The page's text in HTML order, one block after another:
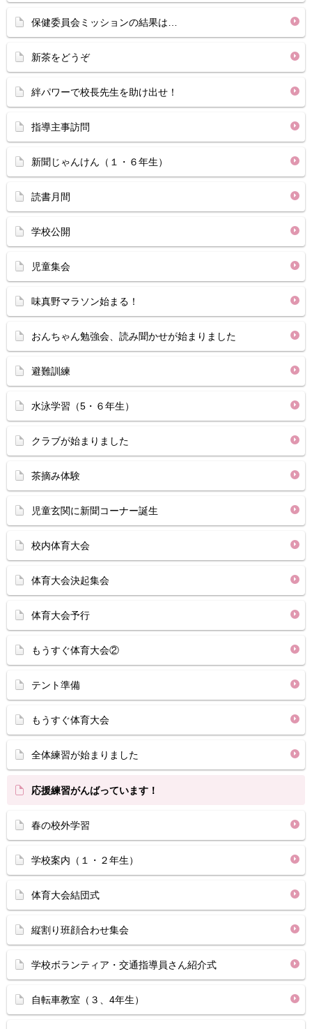
保健委員会ミッションの結果は…
新茶をどうぞ
絆パワーで校長先生を助け出せ！
指導主事訪問
新聞じゃんけん（１・６年生）
読書月間
学校公開
児童集会
味真野マラソン始まる！
おんちゃん勉強会、読み聞かせが始まりました
避難訓練
水泳学習（5・６年生）
クラブが始まりました
茶摘み体験
児童玄関に新聞コーナー誕生
校内体育大会
体育大会決起集会
体育大会予行
もうすぐ体育大会②
テント準備
もうすぐ体育大会
全体練習が始まりました
応援練習がんばっています！
春の校外学習
学校案内（１・２年生）
体育大会結団式
縦割り班顔合わせ集会
学校ボランティア・交通指導員さん紹介式
自転車教室（３、4年生）